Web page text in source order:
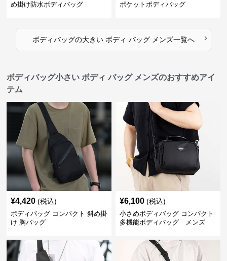
め掛け防水ボディバッグ
ポケットボディバッグ
ボディバッグの大きい ボディ バッグ メンズ一覧へ ›
ボディバッグ小さい ボディ バッグ メンズのおすすめアイ
テム
¥4,420 (税込)
ボディバッグ コンパクト 斜め掛
け 胸バッグ
¥6,100 (税込)
小さめボディバッグ コンパクト
多機能ボディバッグ メンズ